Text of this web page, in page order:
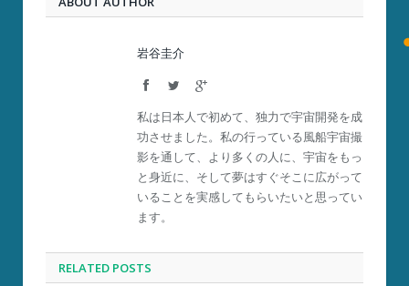
岩谷圭介
Facebook
TwitterGoogle+
私は日本人で初めて、独力で宇宙開発を成
功させました。私の行っている風船宇宙撮
影を通して、より多くの人に、宇宙をもっ
と身近に、そして夢はすぐそこに広がって
いることを実感してもらいたいと思ってい
ます。
RELATED POSTS